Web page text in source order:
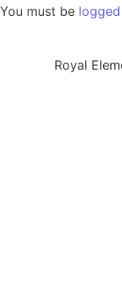
You must be
Royal